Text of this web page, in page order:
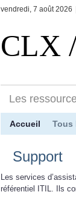
vendredi, 7 août 2026
CLX
Les
Accueil Tous
Support
Les services
référentiel ITIL. Ils